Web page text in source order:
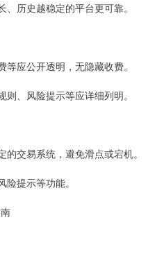
历史越稳定的平台更可靠。
应公开透明，无隐藏收费。
、风险提示等应详细列明。
交易系统，避免滑点或宕机。
提示等功能。